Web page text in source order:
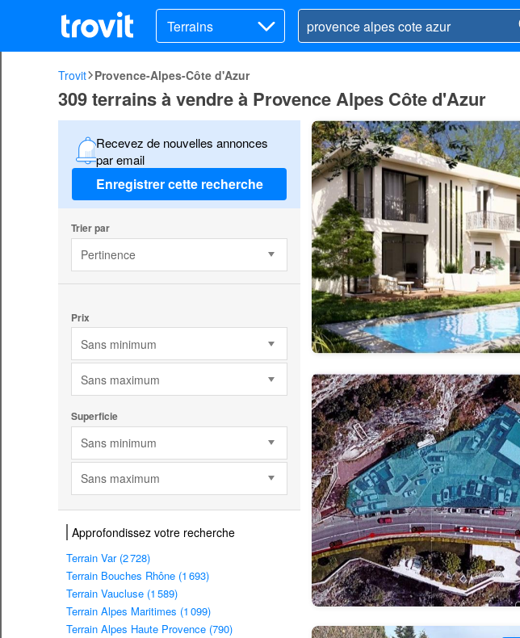
Terrains
Trovit Provence-Alpes-Côte d'Azur
309 terrains à vendre à Provence Alpes Côte d'Azur
Recevez de nouvelles annonces
par email
Enregistrer cette recherche
Trier par
Pertinence
Prix
Sans minimum
Sans maximum
Superficie
Sans minimum
Sans maximum
Approfondissez votre recherche
Terrain Var (2 728)
Terrain Bouches Rhône (1 693)
Terrain Vaucluse (1 589)
Terrain Alpes Maritimes (1 099)
Terrain Alpes Haute Provence (790)